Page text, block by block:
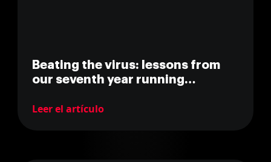
Beating the virus: lessons from
our seventh year running
Leer el artículo